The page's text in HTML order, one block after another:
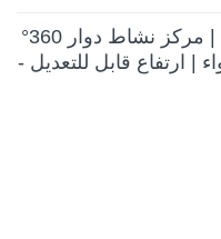
نطاطة أطفال 3 في 1 | مركز نشاط دوار 360°
| ارتفاع قابل للتعديل -